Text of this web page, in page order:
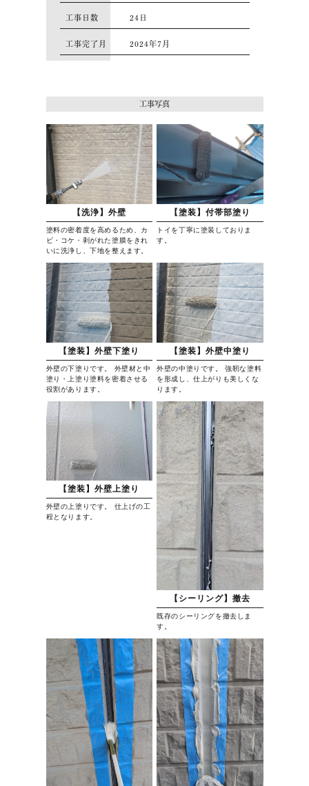
⼯事⽇数 24日
⼯事完了月 2024年7月
工事写真
【洗浄】外壁
塗料の密着度を高めるため、カ
ビ・コケ・剥がれた塗膜をきれ
いに洗浄し、下地を整えます。
【塗装】付帯部塗り
トイを丁寧に塗装しておりま
す。
【塗装】外壁下塗り
外壁の下塗りです。 外壁材と中
塗り・上塗り塗料を密着させる
役割があります。
【塗装】外壁中塗り
外壁の中塗りです。 強靭な塗料
を形成し、仕上がりも美しくな
ります。
【塗装】外壁上塗り
外壁の上塗りです。 仕上げの工
程となります。
【シーリング】撤去
既存のシーリングを撤去しま
す。